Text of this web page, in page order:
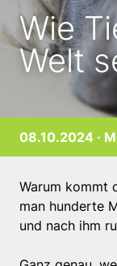
Wie
Welt
08.10.2024 ·
Warum kommt
man hunderte
und nach ihm